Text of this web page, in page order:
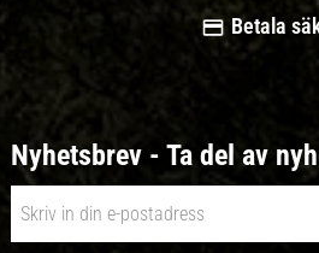
Betala
Nyhetsbrev - Ta del av